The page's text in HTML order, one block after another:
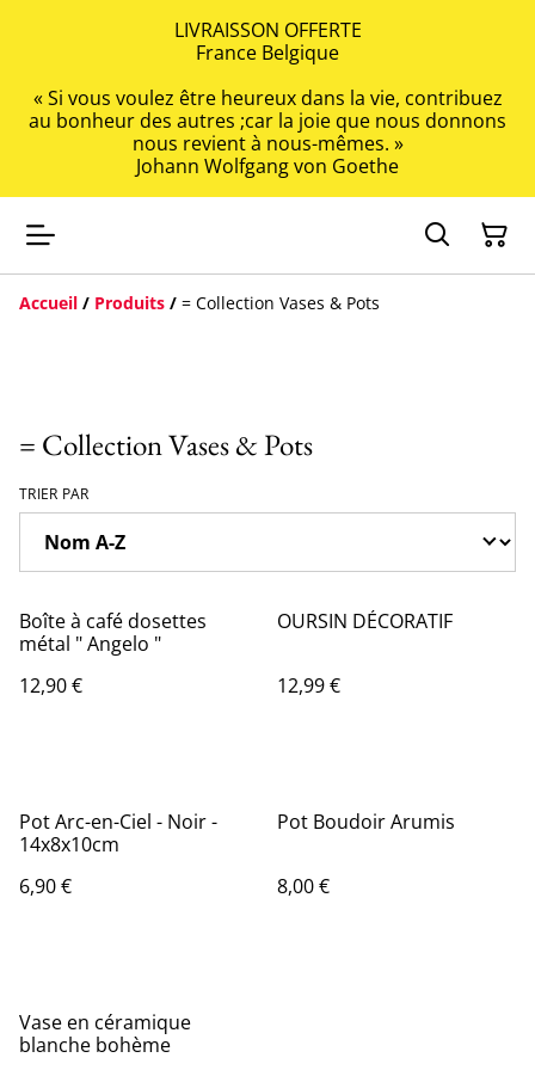
LIVRAISSON OFFERTE
France Belgique
« Si vous voulez être heureux dans la vie, contribuez
au bonheur des autres ;car la joie que nous donnons
nous revient à nous-mêmes. »
Johann Wolfgang von Goethe
Accueil / Produits / = Collection Vases & Pots
= Collection Vases & Pots
TRIER PAR
Boîte à café dosettes
métal " Angelo "
12,90 €
OURSIN DÉCORATIF
12,99 €
Pot Arc-en-Ciel - Noir -
14x8x10cm
6,90 €
Pot Boudoir Arumis
8,00 €
Vase en céramique
blanche bohème